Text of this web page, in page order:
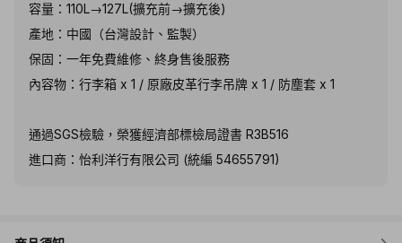
容量：110L→127L(擴充前→擴充後)
產地：中國（台灣設計、監製）
保固：一年免費維修、終身售後服務
內容物：行李箱 x 1 / 原廠皮革行李吊牌 x 1 / 防塵套 x 1
通過SGS檢驗，榮獲經濟部標檢局證書 R3B516
進口商：怡利洋行有限公司 (統編 54655791)